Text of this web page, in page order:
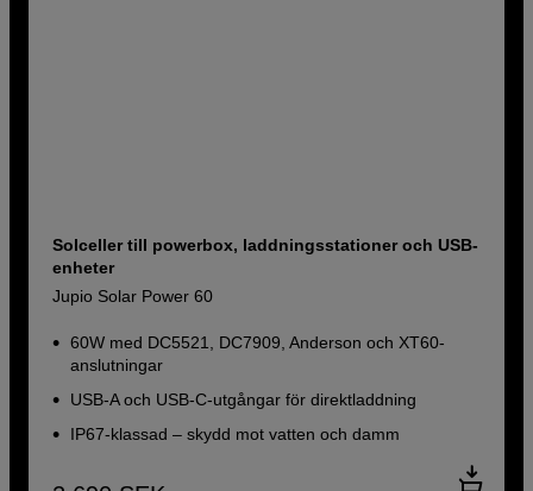
Solceller till powerbox, laddningsstationer och USB-
enheter
Jupio Solar Power 60
60W med DC5521, DC7909, Anderson och XT60-
anslutningar
USB-A och USB-C-utgångar för direktladdning
IP67-klassad – skydd mot vatten och damm